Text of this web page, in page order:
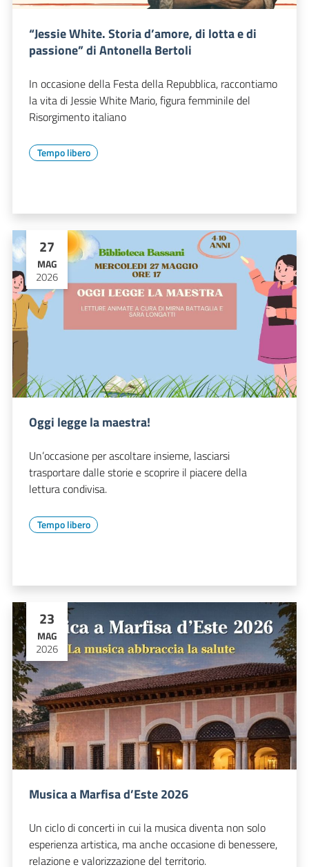
“Jessie White. Storia d’amore, di lotta e di
passione” di Antonella Bertoli
In occasione della Festa della Repubblica, raccontiamo
la vita di Jessie White Mario, figura femminile del
Risorgimento italiano
Tempo libero
27
MAG
2026
Oggi legge la maestra!
Un’occasione per ascoltare insieme, lasciarsi
trasportare dalle storie e scoprire il piacere della
lettura condivisa.
Tempo libero
23
MAG
2026
Musica a Marfisa d’Este 2026
Un ciclo di concerti in cui la musica diventa non solo
esperienza artistica, ma anche occasione di benessere,
relazione e valorizzazione del territorio.